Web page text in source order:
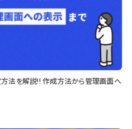
方法を解説!! 作成方法から管理画面へ